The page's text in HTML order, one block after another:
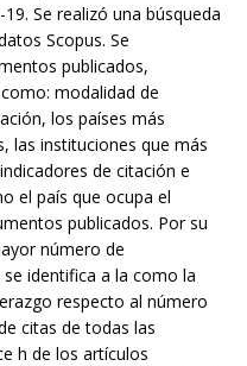
Se realizó una búsqueda
Scopus. Se
publicados,
modalidad de
los países más
las instituciones que más
de citación e
el país que ocupa el
publicados. Por su
número de
identifica a la como la
respecto al número
citas de todas las
h de los artículos